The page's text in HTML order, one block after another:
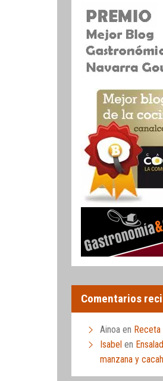
Comentarios
Ainoa en
Isabel en
manzana y